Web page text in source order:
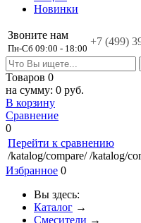
Новинки
Звоните нам
Пн-Сб 09:00 - 18:00
+7 (499)
Товаров 0
на сумму: 0 руб.
В корзину
Сравнение
0
Перейти к сравнению
/katalog/compare/ /katalog/
Избранное 0
Вы здесь:
Каталог →
Смесители →